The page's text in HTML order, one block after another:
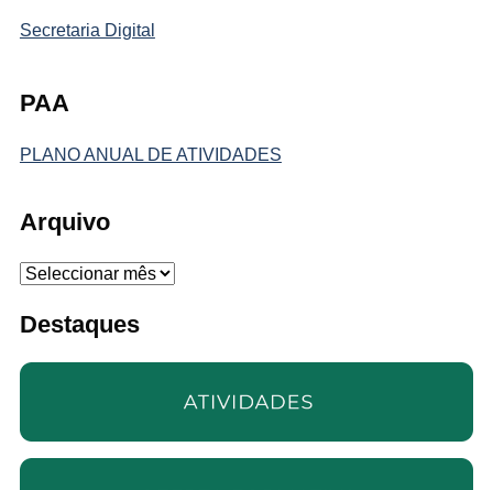
Secretaria Digital
PAA
PLANO ANUAL DE ATIVIDADES
Arquivo
Arquivo
Destaques